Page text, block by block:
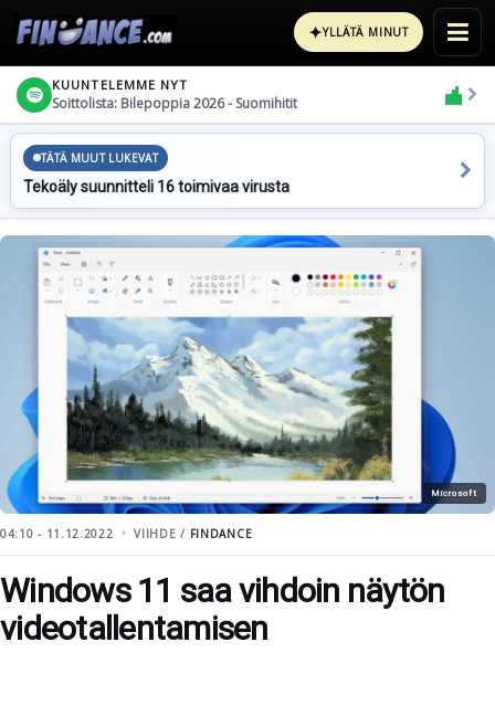
✦YLLÄTÄ MINUT
KUUNTELEMME NYT
Soittolista: Bilepoppia 2026 - Suomihitit
TÄTÄ MUUT LUKEVAT
Tekoäly suunnitteli 16 toimivaa virusta
Microsoft
04:10 - 11.12.2022 VIIHDE / FINDANCE
Windows 11 saa vihdoin näytön
videotallentamisen